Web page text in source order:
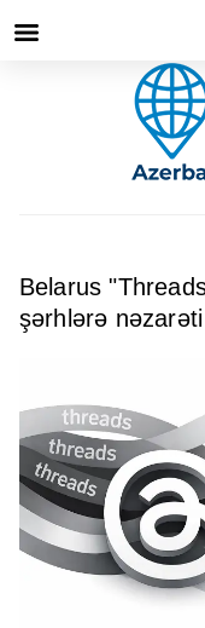
Belarus
şərhlərə